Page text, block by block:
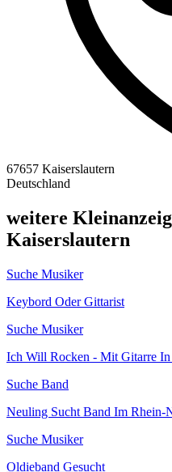
67657 Kaiserslautern
Deutschland
weitere
Kaiserslautern
Suche Musiker
Keybord Oder Gittarist
Suche Musiker
Ich Will Rocken - Mit Gitarre
Suche Band
Neuling Sucht Band Im Rhein-
Suche Musiker
Oldieband Gesucht